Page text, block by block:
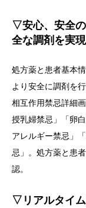
▽安心、安全
全な調剤を実現
処方薬と患者基本
より安全に調剤を行
相互作用禁忌詳細
授乳婦禁忌」「卵
アレルギー禁忌」
忌」。処方薬と患
認。
▽リアルタイム